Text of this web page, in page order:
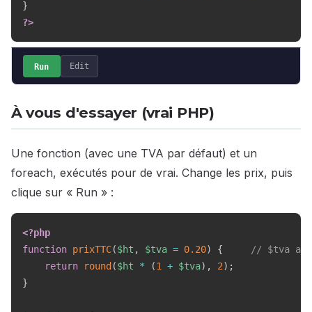
}
?>
Run Edit
À vous d'essayer (vrai PHP)
Une fonction (avec une TVA par défaut) et un
foreach, exécutés pour de vrai. Change les prix, puis
clique sur « Run » :
<?php
function prixTTC($ht , $tva = 0.20) {
// $tva a
return
round ($ht * (1 + $tva) , 2) ;
}